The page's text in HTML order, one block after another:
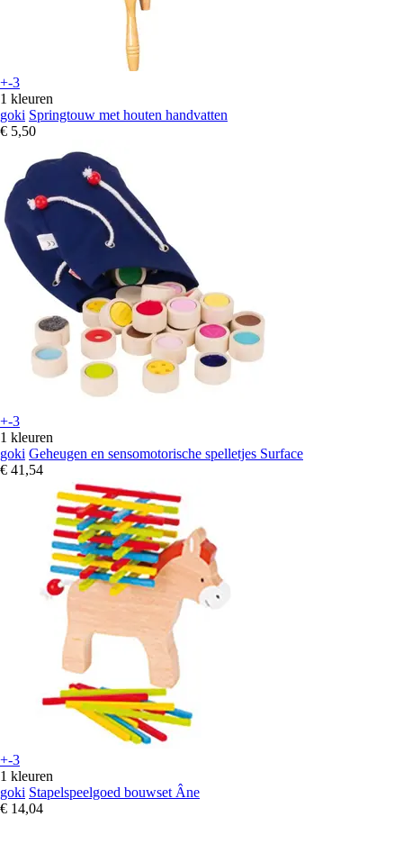
+-3
1 kleuren
goki Springtouw met houten handvatten
€ 5,50
+-3
1 kleuren
goki Geheugen en sensomotorische spelletjes Surface
€ 41,54
+-3
1 kleuren
goki Stapelspeelgoed bouwset Âne
€ 14,04